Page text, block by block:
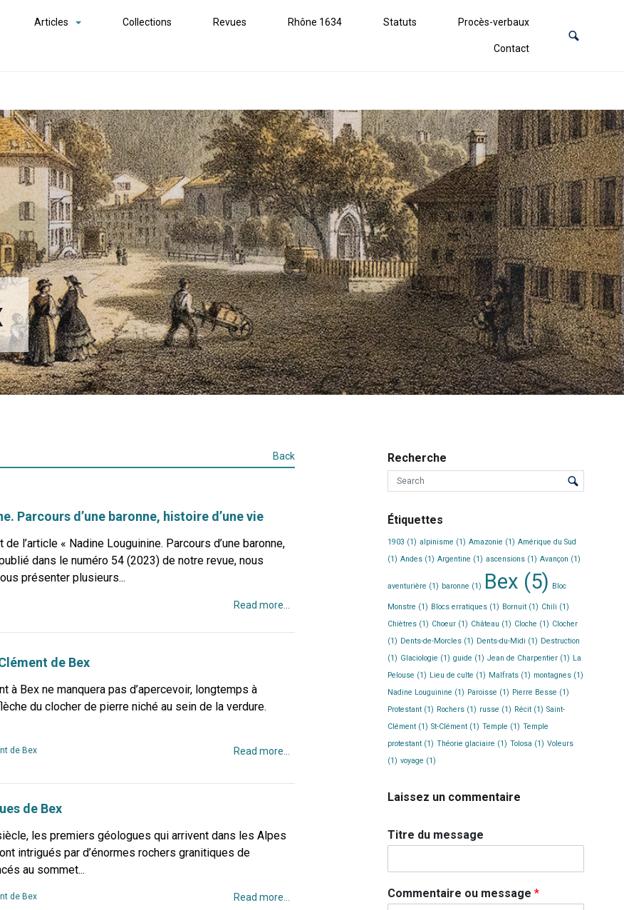
Articles Collections Revues Rhône 1634 Statuts Procès-verbaux
Contact
Back
Parcours d’une baronne, histoire d’une vie
de l’article « Nadine Louguinine. Parcours d’une baronne,
dans le numéro 54 (2023) de notre revue, nous
présenter plusieurs...
Read more...
de Bex
à Bex ne manquera pas d’apercevoir, longtemps à
du clocher de pierre niché au sein de la verdure.
de Bex Read more...
de Bex
les premiers géologues qui arrivent dans les Alpes
intrigués par d’énormes rochers granitiques de
au sommet...
de Bex Read more...
Recherche
Étiquettes
1903 (1) alpinisme (1) Amazonie (1) Amérique du Sud
(1) Andes(1) Argentine (1) ascensions(1) Avançon (1)
aventurière (1) baronne (1) Bex (5) Bloc
Monstre (1) Blocs erratiques(1) Bornuit(1) Chili (1)
Chiètres(1) Choeur(1) Château (1) Cloche (1) Clocher
(1) Dents-de-Morcles(1) Dents-du-Midi (1) Destruction
(1) Glaciologie (1) guide (1) Jean de Charpentier(1) La
Pelouse (1) Lieu de culte (1) Malfrats(1) montagnes(1)
Nadine Louguinine (1) Paroisse (1) Pierre Besse (1)
Protestant(1) Rochers(1) russe (1) Récit(1) Saint-
Clément(1) St-Clément(1) Temple (1) Temple
protestant(1) Théorie glaciaire (1) Tolosa (1) Voleurs
(1) voyage (1)
Laissez un commentaire
Titre du message
Commentaire ou message *